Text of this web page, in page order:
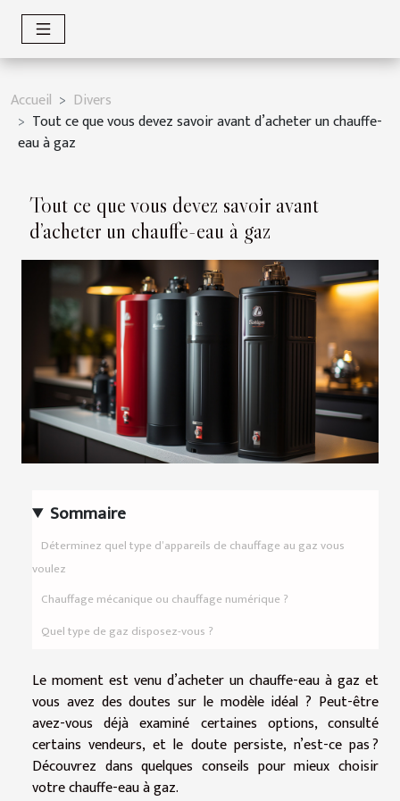
Accueil
Divers
Tout ce que vous devez savoir avant d’acheter un chauffe-
eau à gaz
Tout ce que vous devez savoir avant
d’acheter un chauffe-eau à gaz
Sommaire
Déterminez quel type d’appareils de chauffage au gaz vous
voulez
Chauffage mécanique ou chauffage numérique ?
Quel type de gaz disposez-vous ?
Le moment est venu d’acheter un chauffe-eau à gaz et
vous avez des doutes sur le modèle idéal ? Peut-être
avez-vous déjà examiné certaines options, consulté
certains vendeurs, et le doute persiste, n’est-ce pas ?
Découvrez dans quelques conseils pour mieux choisir
votre chauffe-eau à gaz.